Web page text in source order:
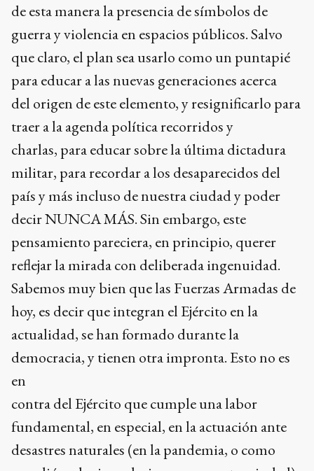
de esta manera la presencia de símbolos de
guerra y violencia en espacios públicos. Salvo
que claro, el plan sea usarlo como un puntapié
para educar a las nuevas generaciones acerca
del origen de este elemento, y resignificarlo para
traer a la agenda política recorridos y
charlas, para educar sobre la última dictadura
militar, para recordar a los desaparecidos del
país y más incluso de nuestra ciudad y poder
decir NUNCA MÁS. Sin embargo, este
pensamiento pareciera, en principio, querer
reflejar la mirada con deliberada ingenuidad.
Sabemos muy bien que las Fuerzas Armadas de
hoy, es decir que integran el Ejército en la
actualidad, se han formado durante la
democracia, y tienen otra impronta. Esto no es
en
contra del Ejército que cumple una labor
fundamental, en especial, en la actuación ante
desastres naturales (en la pandemia, o como